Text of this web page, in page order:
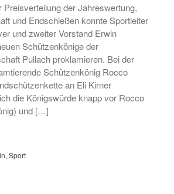
Mai 2023
April 2023
März 2023
Februar 2023
Januar 2023
Dezember 2022
der Jahreswertung,
und Endschießen konnte Sportleiter
und zweiter Vorstand Erwin
Schützenkönige der
Pullach proklamieren. Bei der
Schützenkönig Rocco
an Eli Kirner
die Königswürde knapp vor Rocco
und […]
, Sport